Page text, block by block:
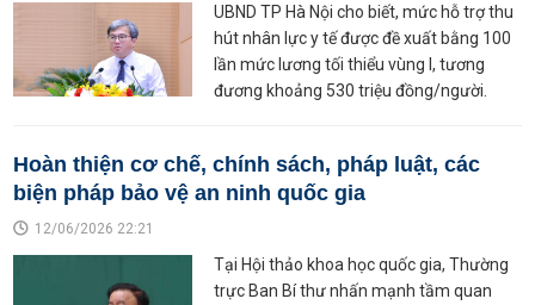
UBND TP Hà Nội cho biết, mức hỗ trợ thu
hút nhân lực y tế được đề xuất bằng 100
lần mức lương tối thiểu vùng I, tương
đương khoảng 530 triệu đồng/người.
Hoàn thiện cơ chế, chính sách, pháp luật, các
biện pháp bảo vệ an ninh quốc gia
12/06/2026 22:21
Tại Hội thảo khoa học quốc gia, Thường
trực Ban Bí thư nhấn mạnh tầm quan